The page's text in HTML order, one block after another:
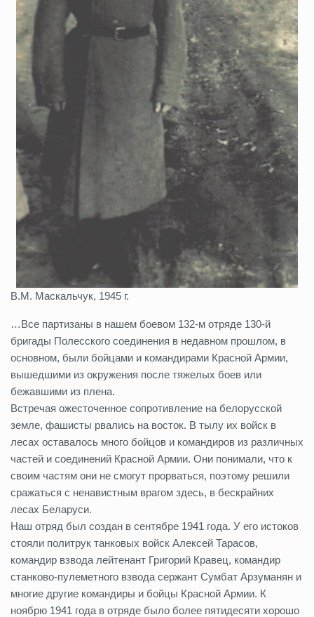
В.М. Маскальчук, 1945 г.
…Все партизаны в нашем боевом 132-м отряде 130-й
бригады Полесского соединения в недавном прошлом, в
основном, были бойцами и командирами Красной Армии,
вышедшими из окружения после тяжелых боев или
бежавшими из плена.
Встречая ожесточенное сопротивление на белорусской
земле, фашисты рвались на восток. В тылу их войск в
лесах оставалось много бойцов и командиров из различных
частей и соединений Красной Армии. Они понимали, что к
своим частям они не смогут прорваться, поэтому решили
сражаться с ненавистным врагом здесь, в бескрайних
лесах Беларуси.
Наш отряд был создан в сентябре 1941 года. У его истоков
стояли политрук танковых войск Алексей Тарасов,
командир взвода лейтенант Григорий Кравец, командир
станково-пулеметного взвода сержант Сумбат Арзуманян и
многие другие командиры и бойцы Красной Армии. К
ноябрю 1941 года в отряде было более пятидесяти хорошо